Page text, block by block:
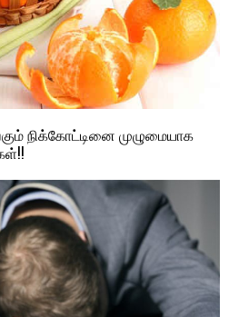
நிக்கோட்டினை முழுமையாக